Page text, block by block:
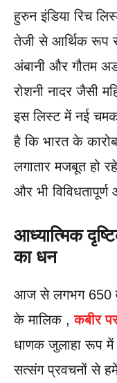
हुरुन इंडिया रिच
तेजी से आर्थिक रूप
अंबानी और गौतम
रोशनी नादर जैसी
इस लिस्ट में नई चमक
है कि भारत के
लगातार मजबूत हो
और भी
आध्यात्मिक
का धन
आज से लगभग 650
के मालिक ,कबीर
धाणक जुलाहा रूप में
सत्संग प्रवचनों से